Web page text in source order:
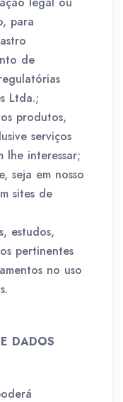
para
de
Ltda.;
produtos,
serviços
lhe interessar;
seja em nosso
sites de
estudos,
pertinentes
no uso
DADOS